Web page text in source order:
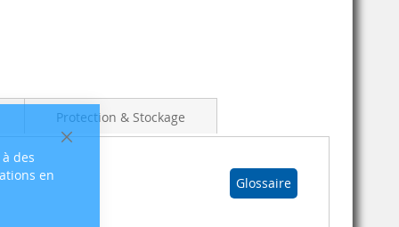
Fermer
des
en
Glossaire
Protection & Stockage